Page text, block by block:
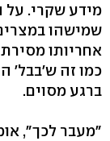
מידע שקרי. על
שמישהו
אחריותו
כמו זה ש'בבל'
ברגע מסוים.
"מעבר לכך",